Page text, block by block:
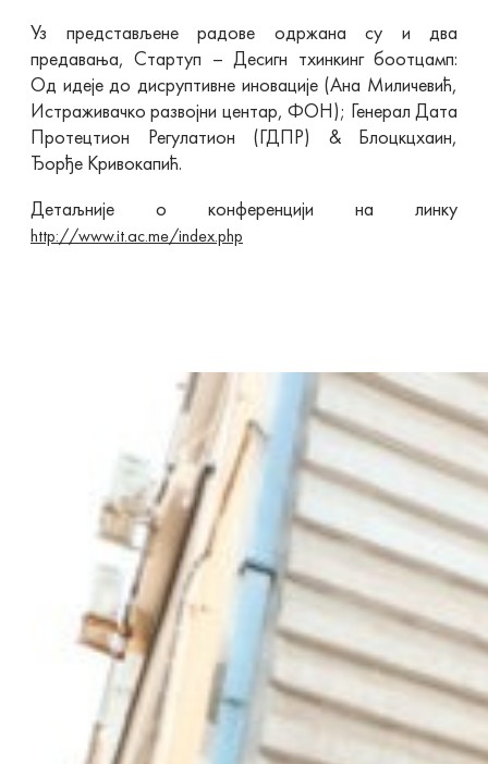
Уз представљене радове одржана су и два
предавања, Стартуп – Десигн тхинкинг боотцамп:
Од идеје до дисруптивне иновације (Ана Миличевић,
Истраживачко развојни центар, ФОН); Генерал Дата
Протецтион Регулатион (ГДПР) & Блоцкцхаин,
Ђорђе Кривокапић.
Детаљније о конференцији на линку
http://www.it.ac.me/index.php